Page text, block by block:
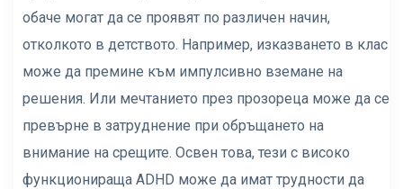
обаче могат да се проявят по различен начин,
отколкото в детството. Например, изказването в клас
може да премине към импулсивно вземане на
решения. Или мечтанието през прозореца може да се
превърне в затруднение при обръщането на
внимание на срещите. Освен това, тези с високо
функционираща ADHD може да имат трудности да